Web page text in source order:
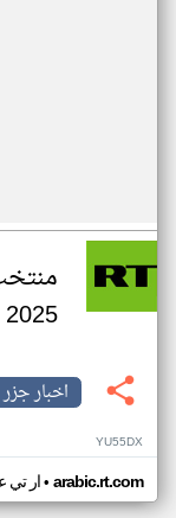
2025 من دور المجموعات
اخبار جزر
YU55DX
ار تي• arabic.rt.com